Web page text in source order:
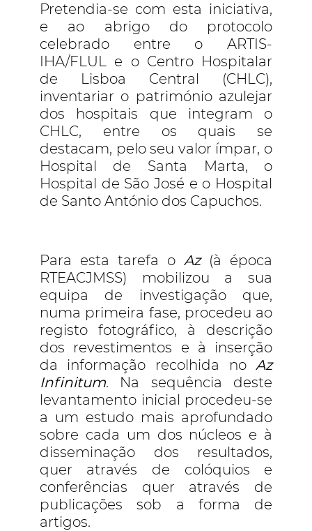
Pretendia-se com esta iniciativa,
e ao abrigo do protocolo
celebrado entre o ARTIS-
IHA/FLUL e o Centro Hospitalar
de Lisboa Central (CHLC),
inventariar o património azulejar
dos hospitais que integram o
CHLC, entre os quais se
destacam, pelo seu valor ímpar, o
Hospital de Santa Marta, o
Hospital de São José e o Hospital
de Santo António dos Capuchos.
Para esta tarefa oAz(à época
RTEACJMSS) mobilizou a sua
equipa de investigação que,
numa primeira fase, procedeu ao
registo fotográfico, à descrição
dos revestimentos e à inserção
da informação recolhida noAz
Infinitum. Na sequência deste
levantamento inicial procedeu-se
a um estudo mais aprofundado
sobre cada um dos núcleos e à
disseminação dos resultados,
quer através de colóquios e
conferências quer através de
publicações sob a forma de
artigos.